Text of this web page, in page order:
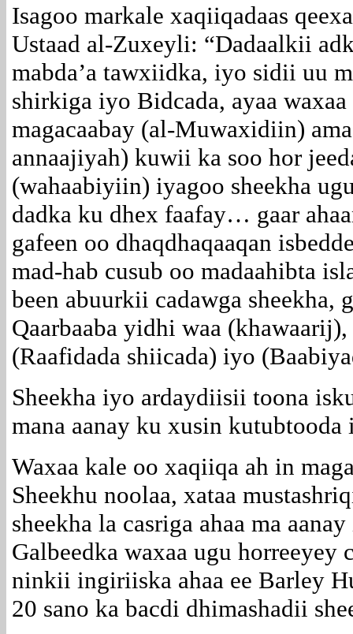
Isagoo markale xaqiiqadaas
Ustaad al-Zuxeyli: “Dadaalkii
mabda’a tawxiidka, iyo sidii uu
shirkiga iyo Bidcada, ayaa
magacaabay (al-Muwaxidiin)
annaajiyah) kuwii ka soo hor
(wahaabiyiin) iyagoo sheekha
dadka ku dhex faafay… gaar
gafeen oo dhaqdhaqaaqan
mad-hab cusub oo madaahibta
been abuurkii cadawga sheekha,
Qaarbaaba yidhi waa
(Raafidada shiicada) iyo
Sheekha iyo ardaydiisii toona
mana aanay ku xusin kutubtooda
Waxaa kale oo xaqiiqa ah in
Sheekhu noolaa, xataa
sheekha la casriga ahaa ma
Galbeedka waxaa ugu horreeyey
ninkii ingiriiska ahaa ee Barley
20 sano ka bacdi dhimashadii